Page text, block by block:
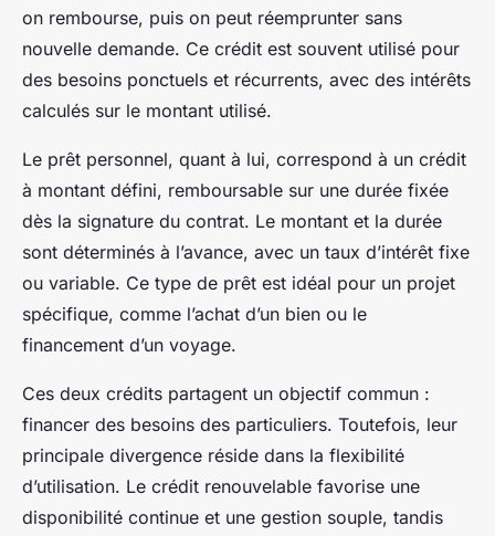
on rembourse, puis on peut réemprunter sans
nouvelle demande. Ce crédit est souvent utilisé pour
des besoins ponctuels et récurrents, avec des intérêts
calculés sur le montant utilisé.
Le prêt personnel, quant à lui, correspond à un crédit
à montant défini, remboursable sur une durée fixée
dès la signature du contrat. Le montant et la durée
sont déterminés à l’avance, avec un taux d’intérêt fixe
ou variable. Ce type de prêt est idéal pour un projet
spécifique, comme l’achat d’un bien ou le
financement d’un voyage.
Ces deux crédits partagent un objectif commun :
financer des besoins des particuliers. Toutefois, leur
principale divergence réside dans la flexibilité
d’utilisation. Le crédit renouvelable favorise une
disponibilité continue et une gestion souple, tandis